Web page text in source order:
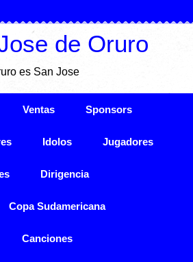
de Oruro
es San Jose
Ventas Sponsors
Idolos Jugadores
Dirigencia
Copa Sudamericana
Canciones